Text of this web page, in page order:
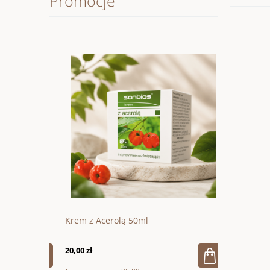
Krem z Acerolą 50ml
20,00 zł